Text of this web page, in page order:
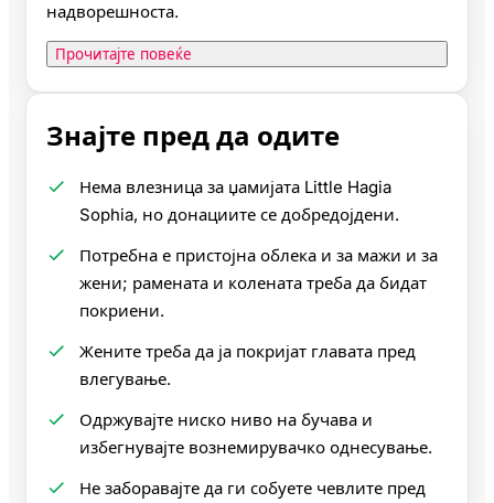
надворешноста.
Прочитајте повеќе
Знајте пред да одите
Нема влезница за џамијата Little Hagia
Sophia, но донациите се добредојдени.
Потребна е пристојна облека и за мажи и за
жени; рамената и колената треба да бидат
покриени.
Жените треба да ја покријат главата пред
влегување.
Одржувајте ниско ниво на бучава и
избегнувајте вознемирувачко однесување.
Не заборавајте да ги собуете чевлите пред